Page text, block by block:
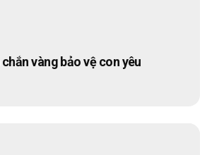
vàng bảo vệ con yêu